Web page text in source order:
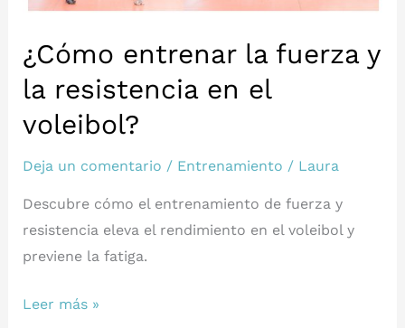
¿Cómo entrenar la fuerza y
la resistencia en el
voleibol?
Deja un comentario / Entrenamiento / Laura
Descubre cómo el entrenamiento de fuerza y
resistencia eleva el rendimiento en el voleibol y
previene la fatiga.
¿Cómo
Leer más »